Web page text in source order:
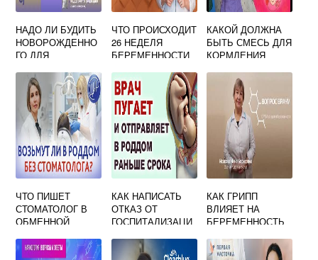
НАДО ЛИ БУДИТЬ
НОВОРОЖДЕННО
ГО ДЛЯ
ДНЕМ И НОЧЬЮ
ЧТО ПРОИСХОДИТ
26 НЕДЕЛЯ
БЕРЕМЕННОСТИ
КАКОЙ ДОЛЖНА
БЫТЬ СМЕСЬ ДЛЯ
КОРМЛЕНИЯ
ГО ТЕМПЕРАТУРЫ
ЧТО ПИШЕТ
СТОМАТОЛОГ В
ОБМЕННОЙ
БЕРЕМЕННОЙ
КАК НАПИСАТЬ
ОТКАЗ ОТ
ГОСПИТАЛИЗАЦИ
БЕРЕМЕННОСТИ
КАК ГРИПП
ВЛИЯЕТ НА
БЕРЕМЕННОСТЬ